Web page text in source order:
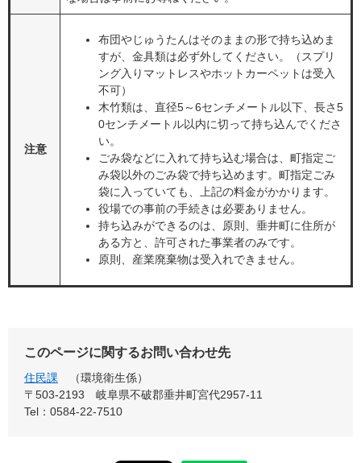
注意
布団やじゅうたんはそのままの形で持ち込めま
すが、金具類は必ず外してください。（スプリ
ング入りマットレスやホットカーペットは受入
不可）
木竹類は、直径5～6センチメートル以下、長さ5
0センチメートル以内に切って持ち込んでくださ
い。
ごみ袋などに入れて持ち込む場合は、町指定ご
み袋以外のごみ袋で持ち込めます。町指定ごみ
袋に入っていても、上記の料金がかかります。
役場での事前の手続きは必要ありません。
持ち込みができるのは、原則、垂井町に住所が
ある方と、許可された事業者のみです。
原則、産業廃棄物は受入れできません。
このページに関するお問い合わせ先
住民課
環境衛生係
〒503-2193
岐阜県不破郡垂井町宮代2957-11
Tel：0584-22-7510